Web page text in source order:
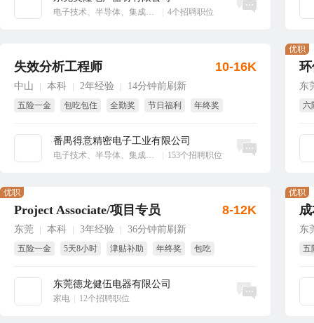
电子技术、半导体、集成电路 4个招聘职位
失效分析工程师
中山 本科 2年经验 14分钟前刷新
五险一金 包吃包住 全勤奖 节日福利
年终奖
番禺得意精密电子工业有限公司
电子技术、半导体、集成电路 153个招聘职位
10-16K
立即沟通
东
六
优职
Project Associate/项目专员
东莞 本科 3年经验 36分钟前刷新
五险一金 5天8小时 津贴补助 年终奖
包吃
东莞德龙健伍电器有限公司
家电 12个招聘职位
优职
8-12K
立即沟通
东
五
优职